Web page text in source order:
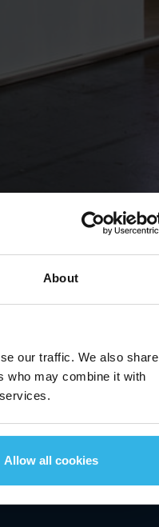
About
our traffic. We also share
who may combine it with
Allow all cookies